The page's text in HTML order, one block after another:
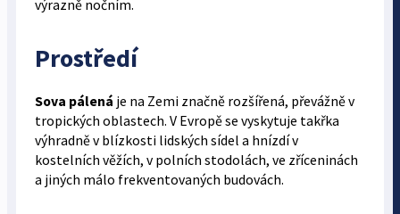
výrazně nočním.
Prostředí
Sova pálená je na Zemi značně rozšířená, převážně v
tropických oblastech. V Evropě se vyskytuje takřka
výhradně v blízkosti lidských sídel a hnízdí v
kostelních věžích, v polních stodolách, ve zříceninách
a jiných málo frekventovaných budovách.